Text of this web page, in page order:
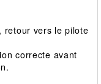
retour vers le pilote
correcte avant